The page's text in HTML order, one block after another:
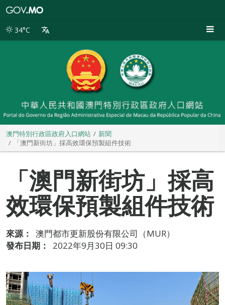
別
34°C
澳門特別行政區政府入口網站
新聞
「澳門新街坊」採高效環保預製組件技術
「澳門新街坊」採高
效環保預製組件技術
來源：
澳門都市更新股份有限公司（MUR）
發布日期：
2022年9月30日 09:30